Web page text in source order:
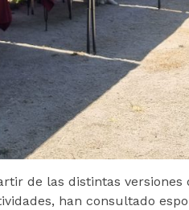
de las distintas
han consultado